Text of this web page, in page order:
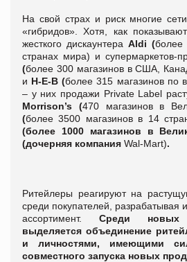
На свой страх и риск многие
«гибридов». Хотя, как
жесткого дискаунтераAldi (более
странах мира) и супермаркетов-
(более 300 магазинов в США,
и H-E-B (более 315 магазинов по
– у них продажи Private Label
Morrison’s (470 магазинов в
(более 3500 магазинов в 14
(более 1000 магазинов в
(дочерняя компания Wal-Mart).
Ритейлеры реагируют на
среди покупателей, разрабатывая
ассортимент. Среди новых
выделяется объединение
и личностями, имеющими
совместного запуска новых